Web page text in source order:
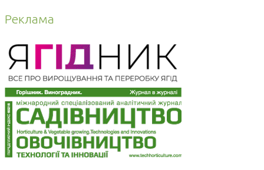
Реклама